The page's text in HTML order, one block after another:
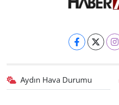
Aydın Hava Durumu